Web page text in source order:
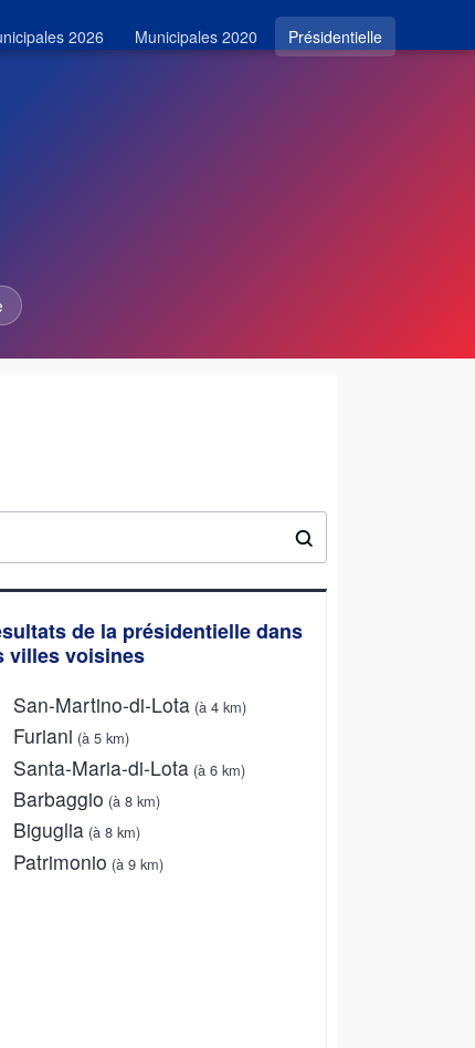
2026 Municipales 2020 Présidentielle
de la présidentielle dans
villes voisines
San-Martino-di-Lota(à 4 km)
Furiani (à 5 km)
Santa-Maria-di-Lota(à 6 km)
Barbaggio (à 8 km)
Biguglia(à 8 km)
Patrimonio (à 9 km)